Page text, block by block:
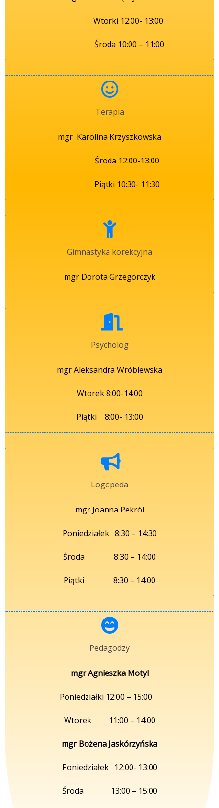
Wtorki 12:00- 13:00
Środa 10:00 – 11:00
Terapia
mgr Karolina Krzyszkowska
Środa 12:00-13:00
Piątki 10:30- 11:30
Gimnastyka korekcyjna
mgr Dorota Grzegorczyk
Psycholog
mgr Aleksandra Wróblewska
Wtorek 8:00-14:00
Piątki 8:00- 13:00
Logopeda
mgr Joanna Pekról
Poniedziałek 8:30 – 14:30
Środa 8:30 – 14:00
Piątki 8:30 – 14:00
Pedagodzy
mgr Agnieszka Motyl
Poniedziałki 12:00 – 15:00
Wtorek 11:00 – 14:00
mgr Bożena Jaskórzyńska
Poniedziałek 12:00- 13:00
Środa 13:00 – 15:00